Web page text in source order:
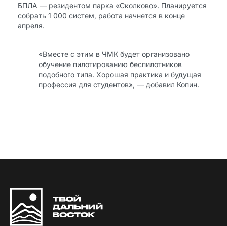
БПЛА — резидентом парка «Сколково». Планируется
собрать 1 000 систем, работа начнется в конце
апреля.
«Вместе с этим в ЧМК будет организовано
обучение пилотированию беспилотников
подобного типа. Хорошая практика и будущая
профессия для студентов», — добавил Копин.